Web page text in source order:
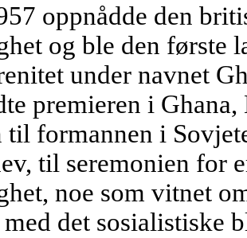
oppnådde den
og ble den første
under navnet
premieren i
til formannen i
til seremonien for
noe som vitnet
det sosialistiske